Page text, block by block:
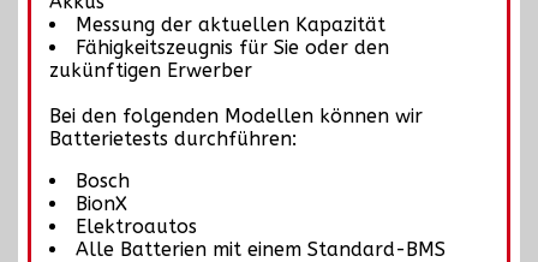
Messung der aktuellen Kapazität
Fähigkeitszeugnis für Sie oder den
zukünftigen Erwerber
Bei den folgenden Modellen können wir
Batterietests durchführen:
Bosch
BionX
Elektroautos
Alle Batterien mit einem Standard-BMS